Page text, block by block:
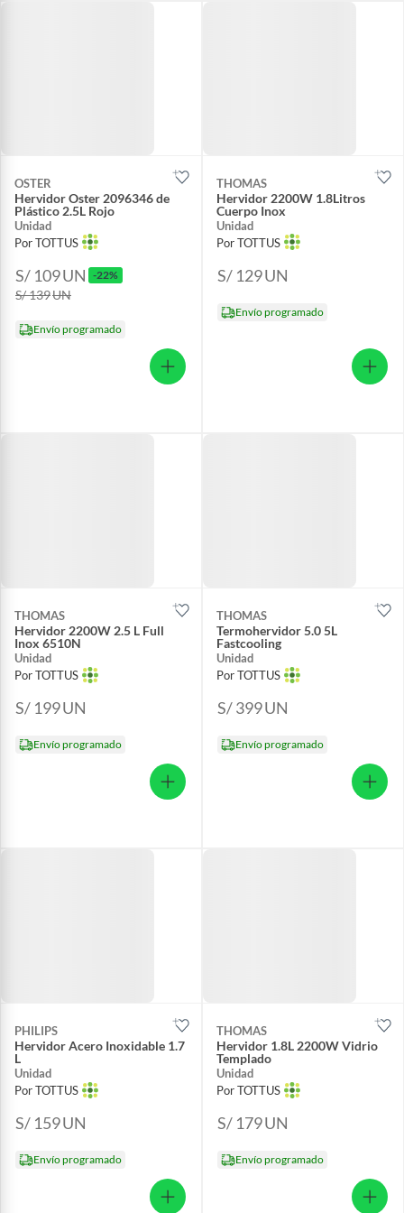
OSTER
Hervidor Oster 2096346 de
Plástico 2.5L Rojo
Unidad
Por TOTTUS
S/ 109UN -22%
S/ 139UN
Envío programado
THOMAS
Hervidor 2200W 1.8Litros
Cuerpo Inox
Unidad
Por TOTTUS
S/ 129UN
Envío programado
THOMAS
Hervidor 2200W 2.5 L Full
Inox 6510N
Unidad
Por TOTTUS
S/ 199UN
Envío programado
THOMAS
Termohervidor 5.0 5L
Fastcooling
Unidad
Por TOTTUS
S/ 399UN
Envío programado
PHILIPS
Hervidor Acero Inoxidable 1.7
L
Unidad
Por TOTTUS
S/ 159UN
Envío programado
THOMAS
Hervidor 1.8L 2200W Vidrio
Templado
Unidad
Por TOTTUS
S/ 179UN
Envío programado